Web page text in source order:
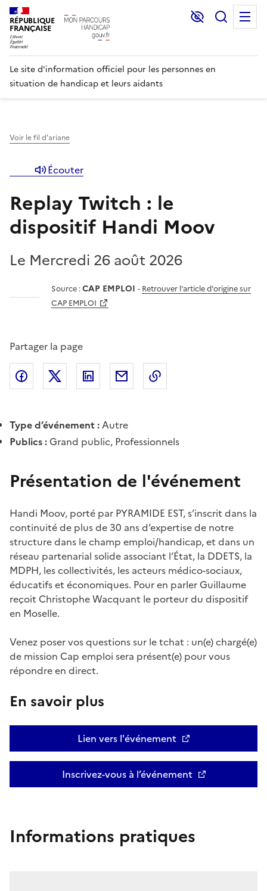
RÉPUBLIQUE
FRANÇAISE
Lecture et
Le site d'information officiel pour les personnes en
situation de handicap et leurs aidants
Voir le fil d'ariane
Écouter
Replay Twitch : le
dispositif Handi Moov
Le Mercredi 26 août 2026
Source :CAP EMPLOI - Retrouver l'article d'origine sur
CAP EMPLOI
Partager la page
Partager l'article surFacebook
Partager l'article sur X (anciennement
Partager l'article sur
Partager l'article par courriel
Type d’événement :Autre
Publics :Grand public, Professionnels
Présentation de l'événement
Handi Moov, porté par PYRAMIDE EST, s’inscrit dans la
continuité de plus de 30 ans d’expertise de notre
structure dans le champ emploi/handicap, et dans un
réseau partenarial solide associant l’État, la DDETS, la
MDPH, les collectivités, les acteurs médico-sociaux,
éducatifs et économiques. Pour en parler Guillaume
reçoit Christophe Wacquant le porteur du dispositif
en Moselle.
Venez poser vos questions sur le tchat : un(e) chargé(e)
de mission Cap emploi sera présent(e) pour vous
répondre en direct.
En savoir plus
Lien vers l'événement
Inscrivez-vous à l’événement
Informations pratiques